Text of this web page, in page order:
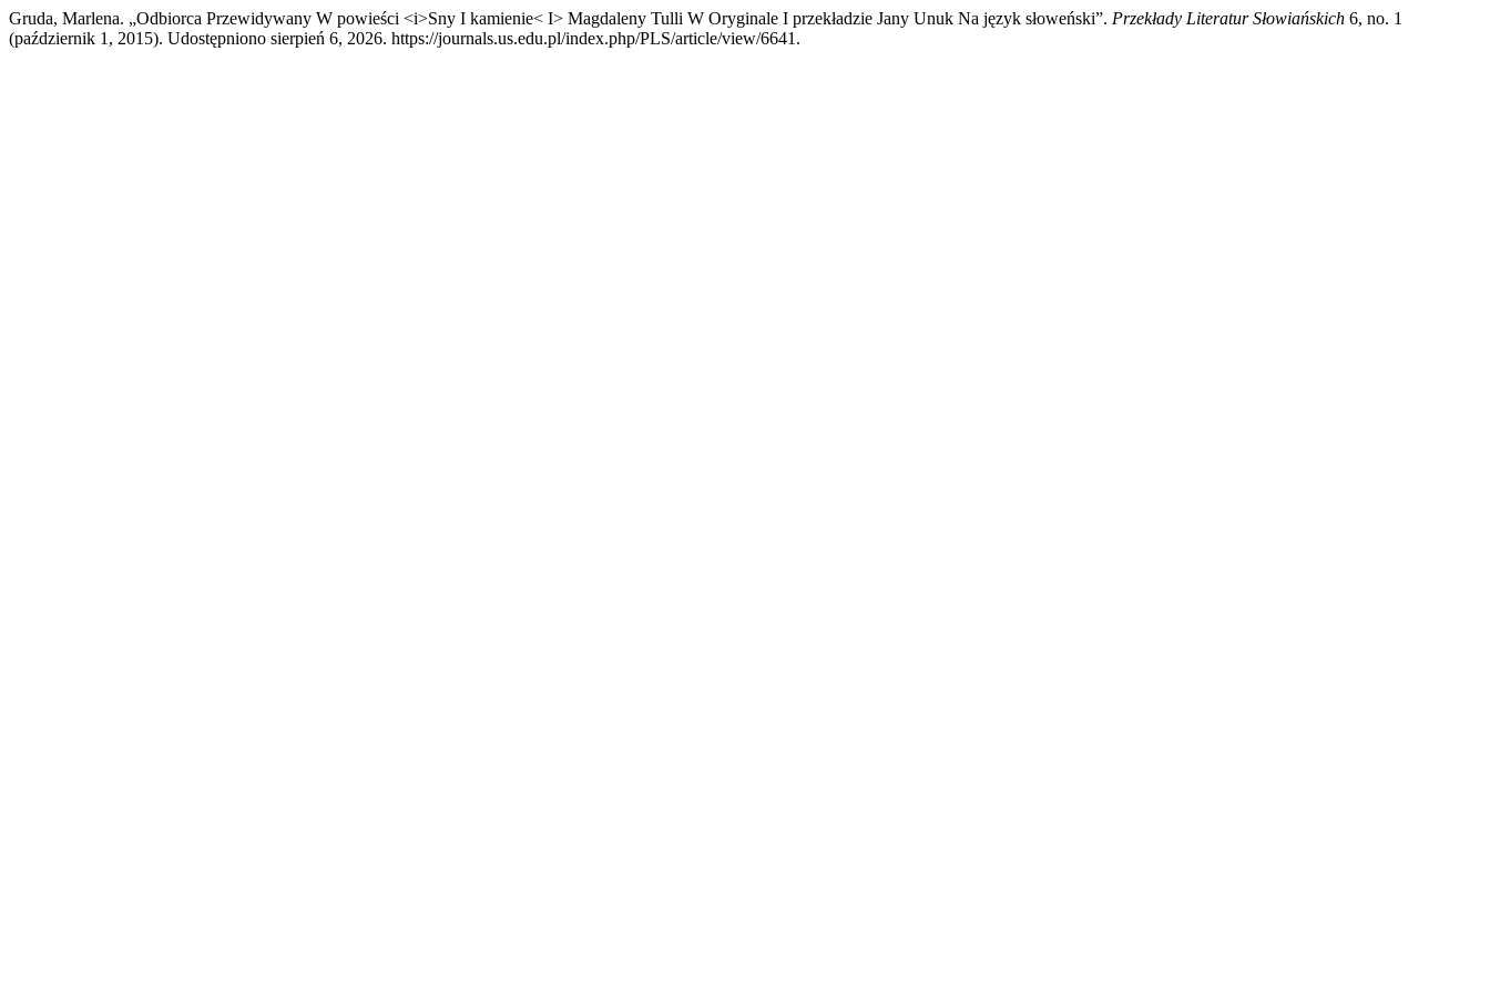
Gruda, Marlena. „Odbiorca Przewidywany W powieści <i>Sny I kamienie< I> Magdaleny Tulli W Oryginale I przekładzie Jany Unuk Na język słoweński”. Przekłady Literatur Słowiańskich 6, no. 1
(październik 1, 2015). Udostępniono sierpień 6, 2026. https://journals.us.edu.pl/index.php/PLS/article/view/6641.